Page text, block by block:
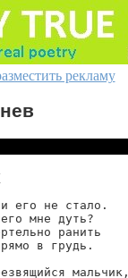
рекламу
его не стало.
мне дуть?
ранить
в грудь.
мальчик,